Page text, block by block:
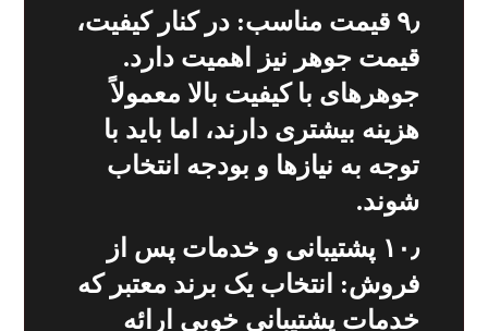
۹٫ قیمت مناسب: در کنار کیفیت،
قیمت جوهر نیز اهمیت دارد.
جوهرهای با کیفیت بالا معمولاً
هزینه بیشتری دارند، اما باید با
توجه به نیازها و بودجه انتخاب
شوند.
۱۰٫ پشتیبانی و خدمات پس از
فروش: انتخاب یک برند معتبر که
خدمات پشتیبانی خوبی ارائه